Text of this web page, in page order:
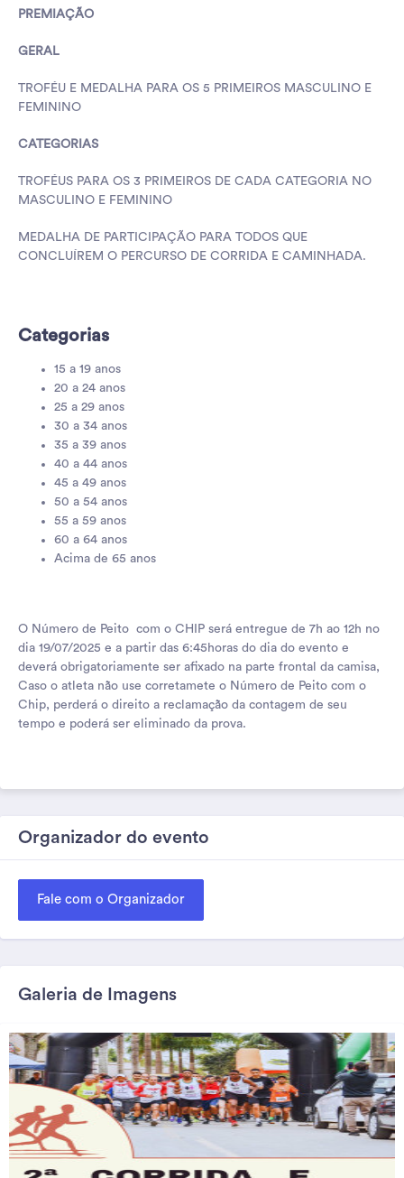
PREMIAÇÃO
GERAL
TROFÉU E MEDALHA PARA OS 5 PRIMEIROS MASCULINO E
FEMININO
CATEGORIAS
TROFÉUS PARA OS 3 PRIMEIROS DE CADA CATEGORIA NO
MASCULINO E FEMININO
MEDALHA DE PARTICIPAÇÃO PARA TODOS QUE
CONCLUÍREM O PERCURSO DE CORRIDA E CAMINHADA.
Categorias
15 a 19 anos
20 a 24 anos
25 a 29 anos
30 a 34 anos
35 a 39 anos
40 a 44 anos
45 a 49 anos
50 a 54 anos
55 a 59 anos
60 a 64 anos
Acima de 65 anos
O Número de Peito com o CHIP será entregue de 7h ao 12h no
dia 19/07/2025 e a partir das 6:45horas do dia do evento e
deverá obrigatoriamente ser afixado na parte frontal da camisa,
Caso o atleta não use corretamete o Número de Peito com o
Chip, perderá o direito a reclamação da contagem de seu
tempo e poderá ser eliminado da prova.
Organizador do evento
Fale com o Organizador
Galeria de Imagens